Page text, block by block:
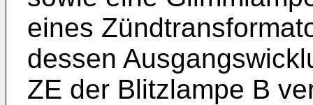
eines
dessen
ZE der Blitzlampe B